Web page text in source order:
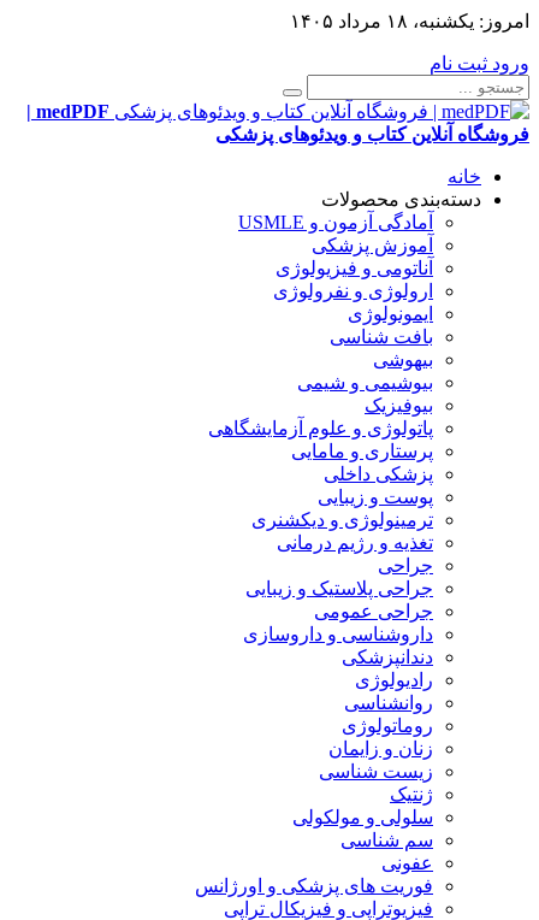
امروز: یکشنبه، ۱۸ مرداد ۱۴۰۵
ورود ثبت نام
medPDF |
فروشگاه آنلاین کتاب و ویدئوهای پزشکی
خانه
دسته‌بندی محصولات
آمادگی آزمون و USMLE
آموزش پزشکی
آناتومی و فیزیولوژی
ارولوژی و نفرولوژی
ایمونولوژی
بافت شناسی
بیهوشی
بیوشیمی و شیمی
بیوفیزیک
پاتولوژی و علوم آزمایشگاهی
پرستاری و مامایی
پزشکی داخلی
پوست و زیبایی
ترمینولوژی و دیکشنری
تغذیه و رژیم درمانی
جراحی
جراحی پلاستیک و زیبایی
جراحی عمومی
داروشناسی و داروسازی
دندانپزشکی
رادیولوژی
روانشناسی
روماتولوژی
زنان و زایمان
زیست شناسی
ژنتیک
سلولی و مولکولی
سم شناسی
عفونی
فوریت های پزشکی و اورژانس
فیزیوتراپی و فیزیکال تراپی